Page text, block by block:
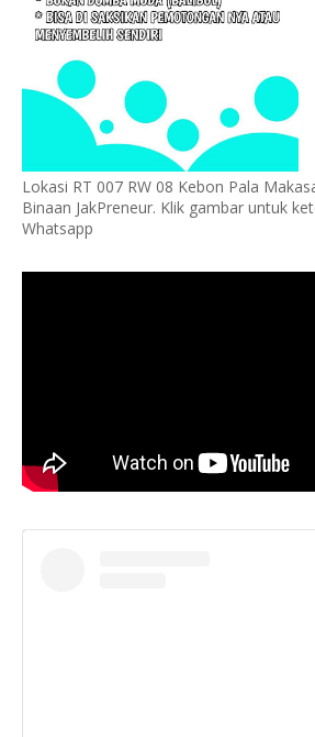
Lokasi RT 007 RW 08 Kebon Pala
Binaan JakPreneur. Klik gambar untuk
Whatsapp